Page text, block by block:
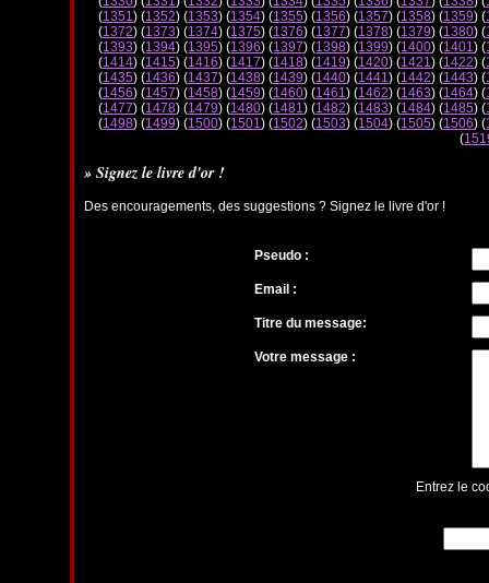
(1351) (1352) (1353) (1354) (1355) (1356) (1357) (1358) (1359) (
(1372) (1373) (1374) (1375) (1376) (1377) (1378) (1379) (1380) (
(1393) (1394) (1395) (1396) (1397) (1398) (1399) (1400) (1401) (
(1414) (1415) (1416) (1417) (1418) (1419) (1420) (1421) (1422) (
(1435) (1436) (1437) (1438) (1439) (1440) (1441) (1442) (1443) (
(1456) (1457) (1458) (1459) (1460) (1461) (1462) (1463) (1464) (
(1477) (1478) (1479) (1480) (1481) (1482) (1483) (1484) (1485) (
(1498) (1499) (1500) (1501) (1502) (1503) (1504) (1505) (1506) (
(
» Signez le livre d'or !
Des encouragements, des suggestions ? Signez le livre d'or !
Pseudo :
Email :
Titre du message:
Votre message :
Entrez le